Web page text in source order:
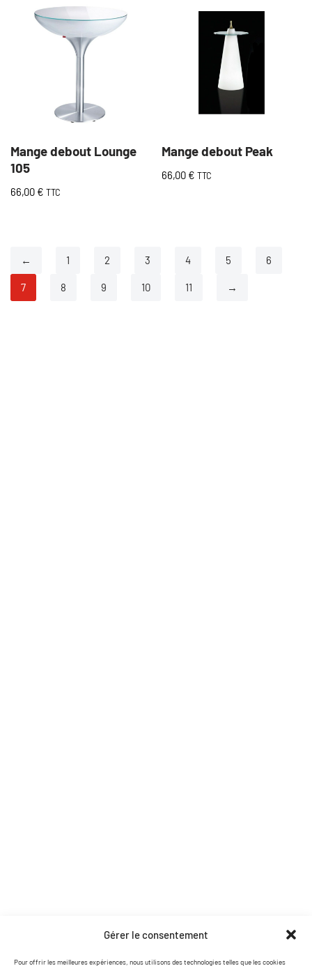
Gérer le consentement
Pour offrir les meilleures expériences, nous utilisons des technologies telles que les cookies
Mange debout Lounge
105
66,00 € TTC
Mange debout Peak
66,00 € TTC
← 1 2 3 4 5 6
7 8 9 10 11 →
contact@lasersound.fr